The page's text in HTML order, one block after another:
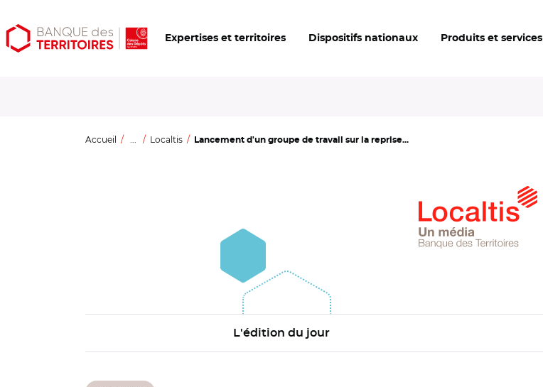
Aller
au
Aller
au
Ouvrir
les
Expertises et territoires Dispositifs nationaux Produits et services
Accueil ... Localtis Lancement d'un groupe de travail sur la reprise...
L'édition du jour